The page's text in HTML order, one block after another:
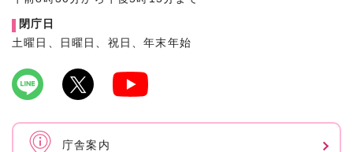
閉庁日
土曜日、日曜日、祝日、年末年始
庁舎案内